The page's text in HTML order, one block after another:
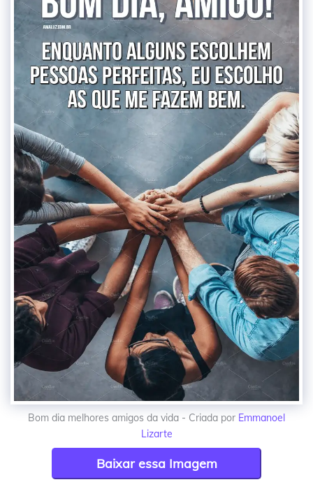
Bom dia melhores amigos da vida - Criada por Emmanoel
Lizarte
Baixar essa Imagem